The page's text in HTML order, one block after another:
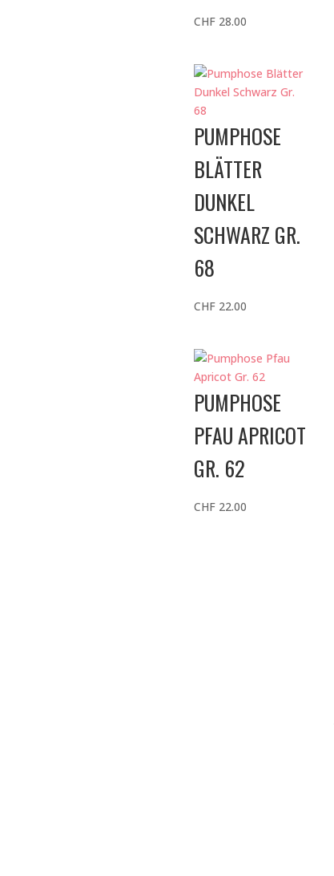
CHF28.00
PUMPHOSE
BLÄTTER
DUNKEL
SCHWARZ GR.
68
CHF22.00
PUMPHOSE
PFAU APRICOT
GR. 62
CHF22.00